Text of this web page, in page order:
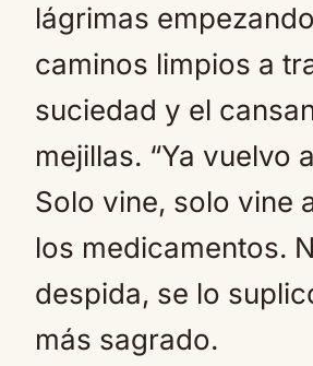
lágrimas
caminos limpios a
suciedad y el
mejillas. “Ya vuelvo
Solo vine, solo vine
los medicamentos.
despida, se lo
más sagrado.